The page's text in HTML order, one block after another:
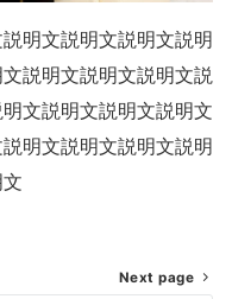
明文説明文説明文説明
説明文説明文説明文説
文説明文説明文説明文
明文説明文説明文説明
Next page